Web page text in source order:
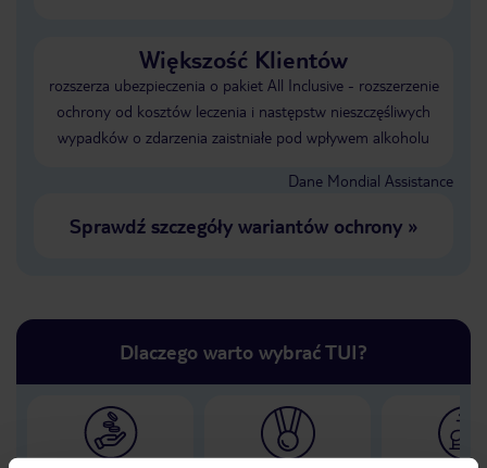
Większość Klientów
rozszerza ubezpieczenia o pakiet All Inclusive - rozszerzenie
ochrony od kosztów leczenia i następstw nieszczęśliwych
wypadków o zdarzenia zaistniałe pod wpływem alkoholu
Dane Mondial Assistance
Sprawdź szczegóły wariantów ochrony»
Dlaczego warto wybrać TUI?